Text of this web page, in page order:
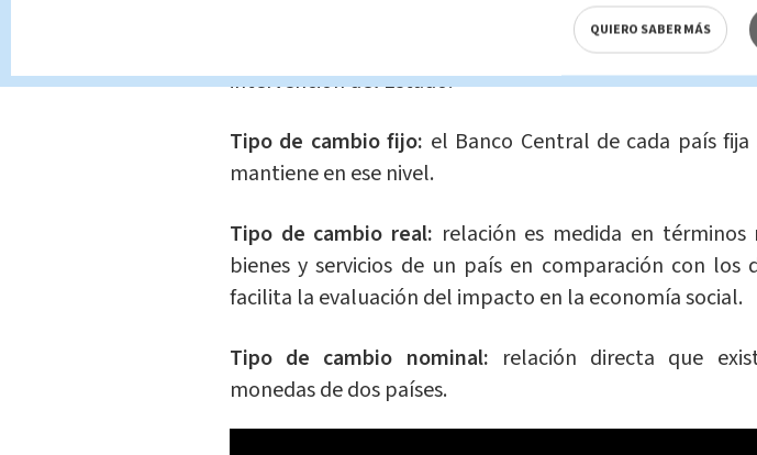
varía según la
oferta y demanda de las divisas del mercado. En este
intervención del Estado.
Tipo de cambio fijo: el Banco Central de cada país
mantiene en ese nivel.
Tipo de cambio real: relación es medida en términos
bienes y servicios de un país en comparación con los
facilita la evaluación del impacto en la economía social.
Tipo de cambio nominal: relación directa que
monedas de dos países.
QUIERO SABER MÁS